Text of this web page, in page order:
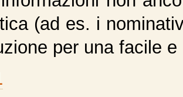
(ad es. i
per una facile